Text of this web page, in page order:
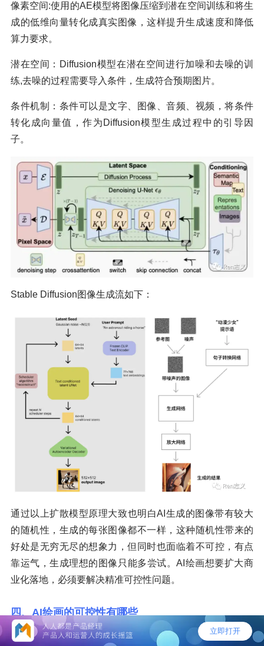
像素空间:使用的AE模型将图像压缩到潜在空间训练和将生
成的低维向量转化成真实图像，这样提升生成速度和降低
算力要求。
潜在空间：Diffusion模型在潜在空间进行加噪和去噪的训
练,去噪的过程需要导入条件，生成符合预期图片。
条件机制：条件可以是文字、图像、音频、视频，将条件
转化成向量值，作为Diffusion模型生成过程中的引导因
子。
Stable Diffusion图像生成流如下：
通过以上扩散模型原理大致也明白AI生成的图像带有较大
的随机性，生成的每张图像都不一样，这种随机性带来的
好处是无穷无尽的想象力，但同时也面临着不可控，有点
靠运气，生成理想的图像只能多尝试。AI绘画想要扩大商
业化落地，必须要解决精准可控性问题。
四、AI绘画的可控性有哪些
除了输入文字、垫图的方式还最流行的微调模型叫Lora和